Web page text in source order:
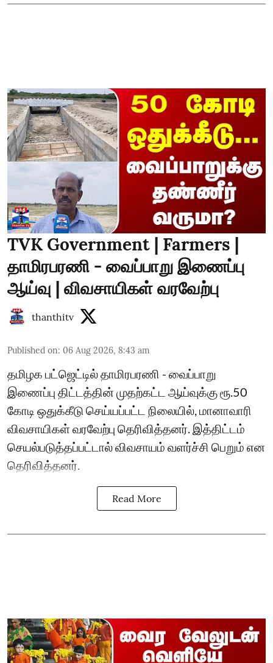
TVK Government | Farmers |
தாமிரபரணி - வைப்பாறு இணைப்பு
ஆய்வு | விவசாயிகள் வரவேற்பு
thanthitv
Published on: 06 Aug 2026, 8:43 am
தமிழக பட்ஜெட்டில் தாமிரபரணி - வைப்பாறு
இணைப்பு திட்டத்தின் முதற்கட்ட ஆய்வுக்கு ரூ.50
கோடி ஒதுக்கீடு செய்யப்பட்ட நிலையில், மானாவாரி
விவசாயிகள் வரவேற்பு தெரிவித்தனர். இத்திட்டம்
செயல்படுத்தப்பட்டால் விவசாயம் வளர்ச்சி பெறும் என
தெரிவித்தனர்.
Read More